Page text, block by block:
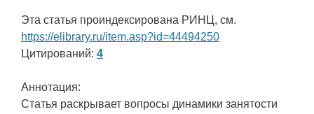
Эта статья проиндексирована РИНЦ, см.
https://elibrary.ru/item.asp?id=44494250
Цитирований: 4
Аннотация:
Статья раскрывает вопросы динамики занятости